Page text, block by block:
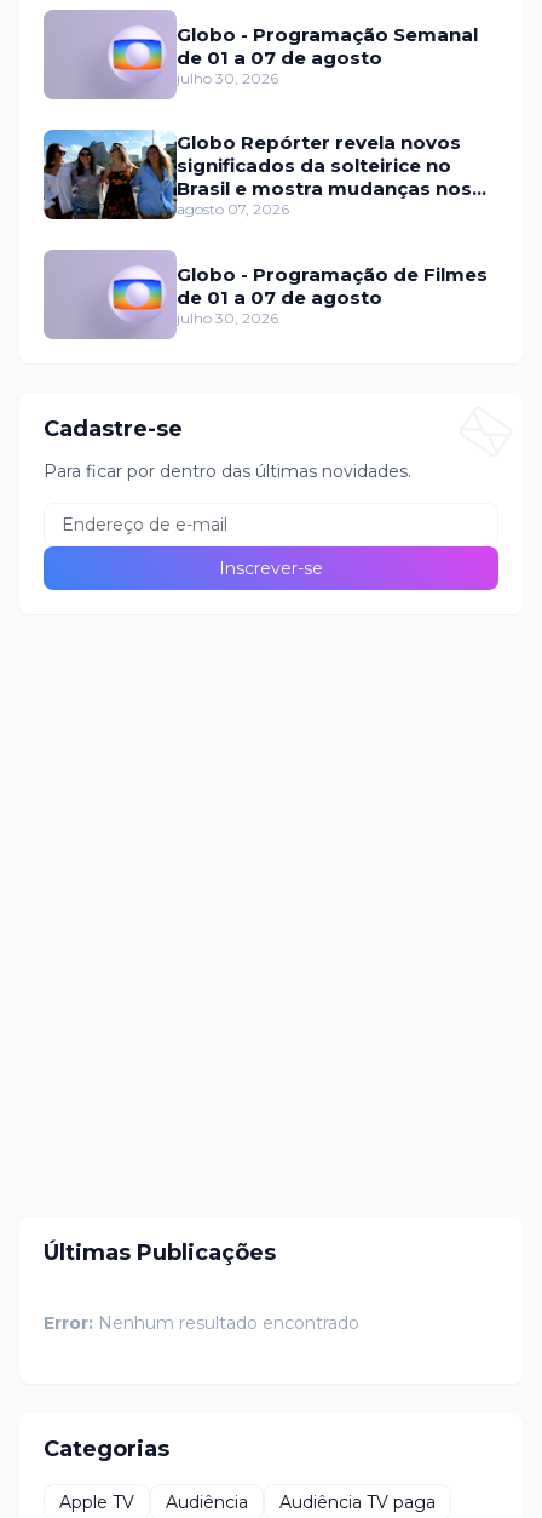
Globo - Programação Semanal
de 01 a 07 de agosto
julho 30, 2026
Globo Repórter revela novos
significados da solteirice no
Brasil e mostra mudanças nos
relacionamentos
agosto 07, 2026
Globo - Programação de Filmes
de 01 a 07 de agosto
julho 30, 2026
Cadastre-se
Para ficar por dentro das últimas novidades.
Últimas Publicações
Error: Nenhum resultado encontrado
Categorias
Apple TV Audiência
Audiência TV paga